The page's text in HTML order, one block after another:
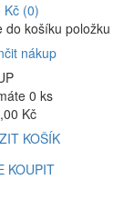
Kč (0)
do košíku položku
nákup
0 ks
Kč
KOŠÍK
KOUPIT